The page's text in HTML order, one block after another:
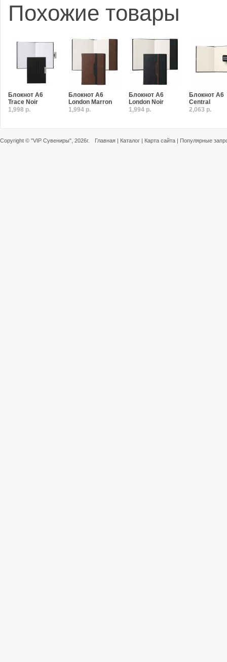
Похожие товары
Блокнот A6
Trace Noir
1,998 р.
Блокнот A6
London Marron
1,994 р.
Блокнот A6
London Noir
1,994 р.
Блокнот A6
Central
2,063 р.
Copyright © "VIP Сувениры" , 2026г. Главная | Каталог | Карта сайта | Популярные